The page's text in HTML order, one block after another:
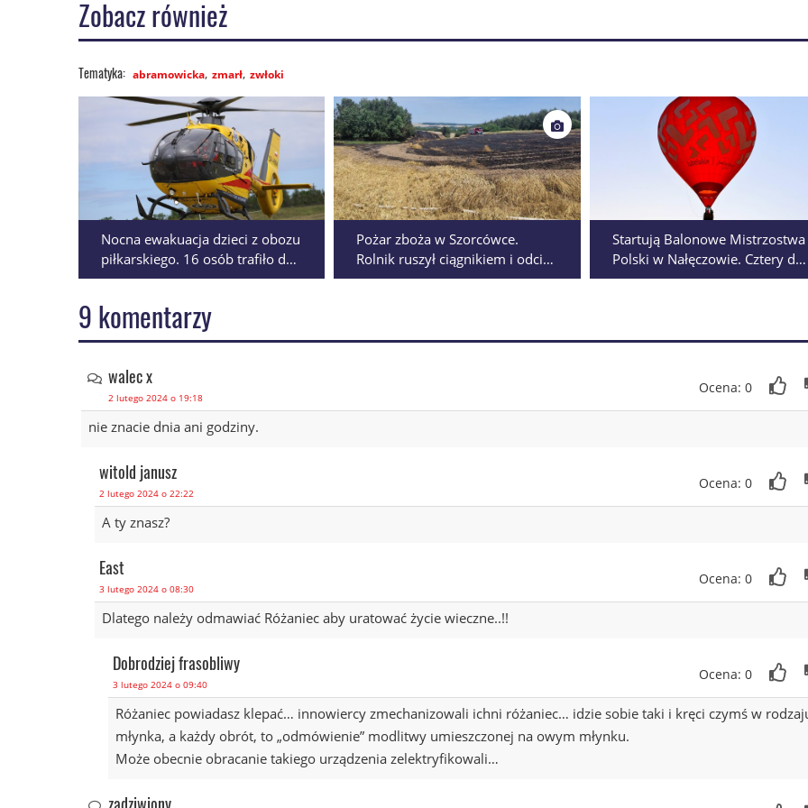
Zobacz również
abramowicka zmarł zwłoki
Nocna ewakuacja dzieci z obozu
piłkarskiego. 16 osób trafiło do
szpitali
Pożar zboża w Szorcówce.
Rolnik ruszył ciągnikiem i odciął
drogę płomieniom
Startują Balonowe Mistrzostwa
Polski w Nałęczowie. Cztery dni
podniebnych zmagań i nocnych
9 komentarzy
walec x
2 lutego 2024 o 19:18
Ocena: 0
nie znacie dnia ani godziny.
witold janusz
2 lutego 2024 o 22:22
Ocena: 0
A ty znasz?
East
3 lutego 2024 o 08:30
Ocena: 0
Dlatego należy odmawiać Różaniec aby uratować życie wieczne..!!
Dobrodziej frasobliwy
3 lutego 2024 o 09:40
Ocena: 0
Różaniec powiadasz klepać… innowiercy zmechanizowali ichni różaniec… idzie sobie taki i kręci czymś w
młynka, a każdy obrót, to „odmówienie” modlitwy umieszczonej na owym młynku.
Może obecnie obracanie takiego urządzenia zelektryfikowali…
zadziwiony